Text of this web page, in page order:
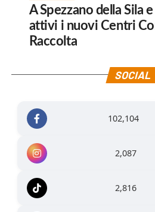
A Spezzano della Sila
attivi i nuovi Centri
Raccolta
SOCIAL
102,104
2,087
2,816